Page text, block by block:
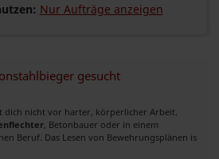
Nur Aufträge anzeigen
gesucht
dich nicht vor harter, körperlicher Arbeit.
, Betonbauer oder in einem
Beruf. Das Lesen von Bewehrungsplänen is